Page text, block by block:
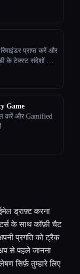
प्राप्त करें और
के टेक्स्ट संदेशों से
Game
करें और Gamified
ड्राफ़्ट करना
के साथ कॉफ़ी चैट
प्रगति को ट्रैक
से पहले जानना
सिर्फ़ तुम्हारे लिए